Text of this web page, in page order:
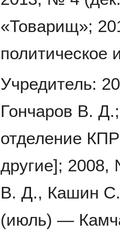
«Товарищ»;
политическое
Учредитель:
Гончаров В.
отделение
другие];
В. Д., Кашин
(июль) —